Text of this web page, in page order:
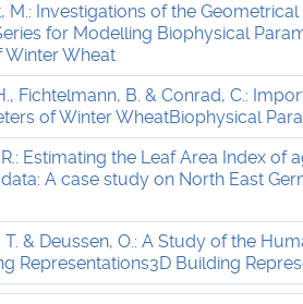
M.: Investigations of the
for Modelling Biophysical
Wheat
Fichtelmann, B. & Conrad, C.:
of Winter WheatBiophysical
Estimating the Leaf Area Index
A case study on North East
T. & Deussen, O.: A Study of the
Representations3D Building